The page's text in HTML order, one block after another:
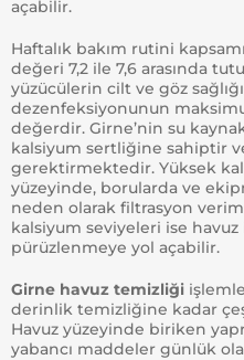
açabilir.
Haftalık bakım rutini
değeri 7,2 ile 7,6 arasında
yüzücülerin cilt ve göz
dezenfeksiyonunun
değerdir. Girne’nin su
kalsiyum sertliğine sahiptir
gerektirmektedir. Yüksek
yüzeyinde, borularda ve
neden olarak filtrasyon
kalsiyum seviyeleri ise havuz
pürüzlenmeye yol açabilir.
Girne havuz temizliği
derinlik temizliğine kadar
Havuz yüzeyinde biriken
yabancı maddeler günlük